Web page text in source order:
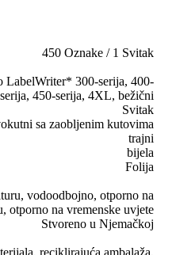
450 Oznake / 1 Svitak
LabelWriter* 300-serija, 400-
serija, 450-serija, 4XL, bežični
Svitak
sa zaobljenim kutovima
trajni
bijela
Folija
vodoodbojno, otporno na
otporno na vremenske uvjete
Stvoreno u Njemačkoj
reciklirajuća ambalaža,